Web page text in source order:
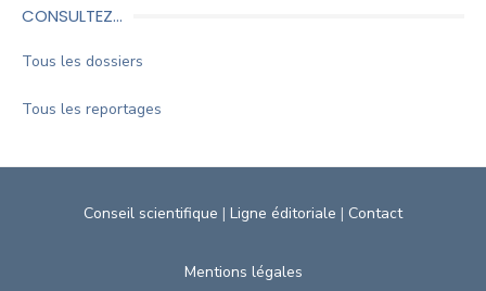
CONSULTEZ…
Tous les dossiers
Tous les reportages
Conseil scientifique | Ligne éditoriale | Contact
Mentions légales